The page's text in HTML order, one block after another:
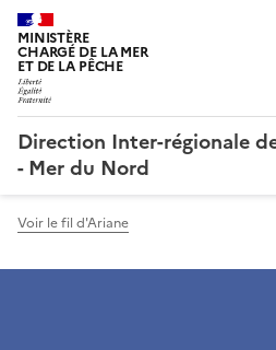
MINISTÈRE
CHARGÉ DE LA MER
ET DE LA PÊCHE
Direction Inter-régionale
- Mer du Nord
Voir le fil d'Ariane